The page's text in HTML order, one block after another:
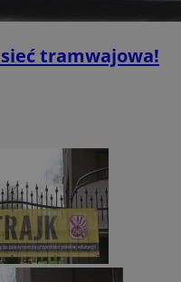
tramwajowa!